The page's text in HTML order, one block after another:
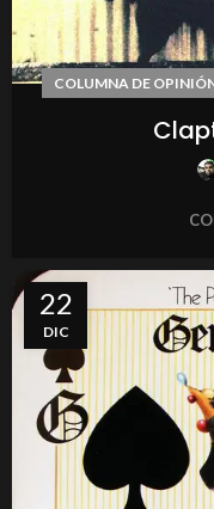
COLUMNA DE
22
DIC